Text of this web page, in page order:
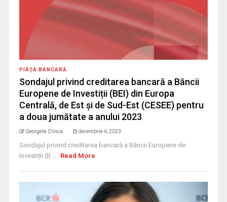
PIAŢA BANCARĂ
Sondajul privind creditarea bancară a Băncii
Europene de Investiții (BEI) din Europa
Centrală, de Est și de Sud-Est (CESEE) pentru
a doua jumătate a anului 2023
Georgeta Clinca decembrie 6, 2023
Sondajul privind creditarea bancară a Băncii Europene de
Investiții (B ... Read More